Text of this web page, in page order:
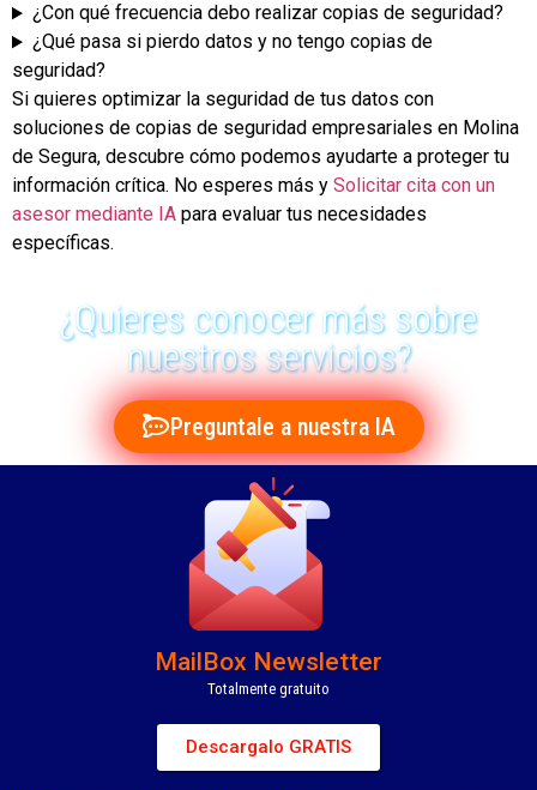
¿Con qué frecuencia debo realizar copias de seguridad?
¿Qué pasa si pierdo datos y no tengo copias de
seguridad?
Si quieres optimizar la seguridad de tus datos con
soluciones de copias de seguridad empresariales en Molina
de Segura, descubre cómo podemos ayudarte a proteger tu
información crítica. No esperes más y Solicitar cita con un
asesor mediante IA para evaluar tus necesidades
específicas.
¿Quieres conocer más sobre
nuestros servicios?
Preguntale a nuestra IA
MailBox Newsletter
Totalmente gratuito
Descargalo GRATIS